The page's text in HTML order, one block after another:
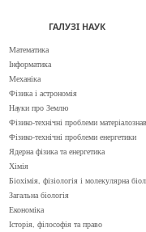
ГАЛУЗІ НАУК
Математика
Інформатика
Механіка
Фізика і астрономія
Науки про Землю
Фізико-технічні проблеми
Фізико-технічні проблеми енергетики
Ядерна фізика та енергетика
Хімія
Біохімія, фізіологія і молекулярна
Загальна біологія
Економіка
Історія, філософія та право